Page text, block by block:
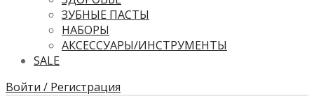
ЗУБНЫЕ ПАСТЫ
НАБОРЫ
АКСЕССУАРЫ/ИНСТРУМЕНТЫ
SALE
Войти / Регистрация